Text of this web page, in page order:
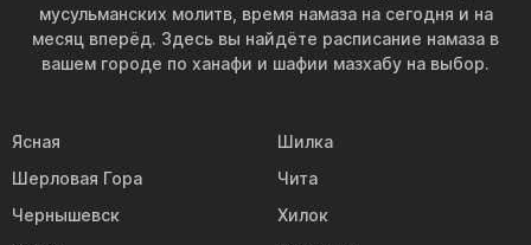
мусульманских молитв, время намаза на сегодня и на
месяц вперёд. Здесь вы найдёте расписание намаза в
вашем городе по ханафи и шафии мазхабу на выбор.
Ясная
Шилка
Шерловая Гора
Чита
Чернышевск
Хилок